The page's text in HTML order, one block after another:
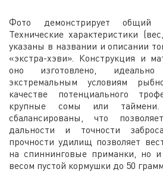
Фото демонстрирует общий
Технические характеристики
указаны в названии и описании
«экстра-хэви». Конструкция и
оно изготовлено,
экстремальным условиям
качестве потенциального
крупные сомы или
сбалансированы, что
дальности и точности
прочности удилищ позволяет
на спиннинговые приманки, но
весом пустой кормушки до 50